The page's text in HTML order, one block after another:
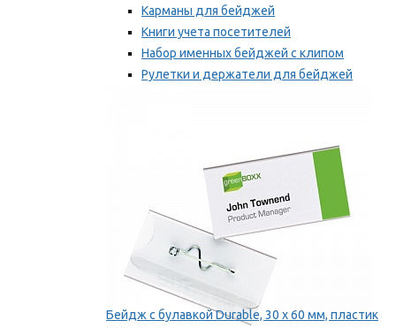
Карманы для бейджей
Книги учета посетителей
Набор именных бейджей с клипом
Рулетки и держатели для бейджей
Бейдж с булавкой Durable, 30 х 60 мм, пластик